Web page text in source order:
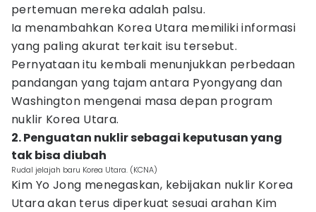
pertemuan mereka adalah palsu.
Ia menambahkan Korea Utara memiliki informasi
yang paling akurat terkait isu tersebut.
Pernyataan itu kembali menunjukkan perbedaan
pandangan yang tajam antara Pyongyang dan
Washington mengenai masa depan program
nuklir Korea Utara.
2. Penguatan nuklir sebagai keputusan yang
tak bisa diubah
Rudal jelajah baru Korea Utara. (KCNA)
Kim Yo Jong menegaskan, kebijakan nuklir Korea
Utara akan terus diperkuat sesuai arahan Kim